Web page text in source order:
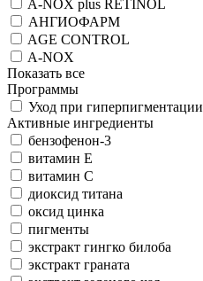
A-NOX plus RETINOL
АНГИОФАРМ
AGE CONTROL
A-NOX
Показать все
Программы
Уход при гиперпигментации
Активные ингредиенты
бензофeнон-3
витамин Е
витамин С
диоксид титана
оксид цинка
пигменты
экстракт гингко билоба
экстракт граната